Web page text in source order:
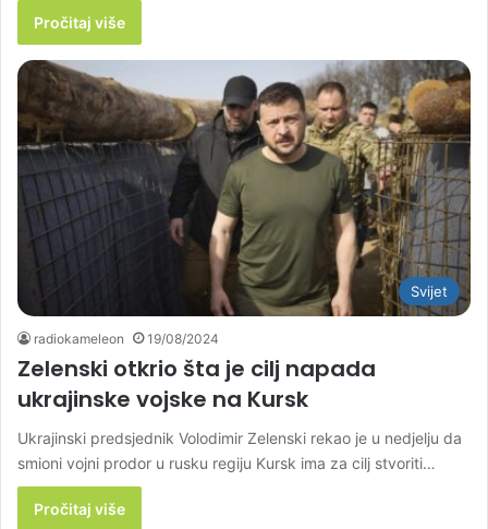
Pročitaj više
Svijet
radiokameleon 19/08/2024
Zelenski otkrio šta je cilj napada
ukrajinske vojske na Kursk
Ukrajinski predsjednik Volodimir Zelenski rekao je u nedjelju da
smioni vojni prodor u rusku regiju Kursk ima za cilj stvoriti…
Pročitaj više